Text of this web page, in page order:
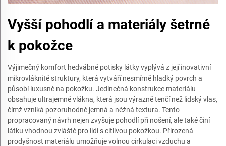
Vyšší pohodlí a materiály šetrné
k pokožce
Výjimečný komfort hedvábné potisky látky vyplývá z její inovativní
mikrovláknité struktury, která vytváří nesmírně hladký povrch a
působí luxusně na pokožku. Jedinečná konstrukce materiálu
obsahuje ultrajemné vlákna, která jsou výrazně tenčí než lidský vlas,
čímž vzniká pozoruhodně jemná a něžná textura. Tento
propracovaný návrh nejen zvyšuje pohodlí při nošení, ale také činí
látku vhodnou zvláště pro lidi s citlivou pokožkou. Přirozená
prodyšnost materiálu umožňuje volnou cirkulaci vzduchu a